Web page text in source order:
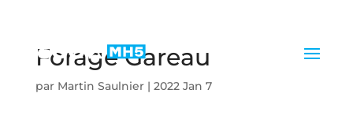
Forage Gareau
par Martin Saulnier| 2022 Jan 7